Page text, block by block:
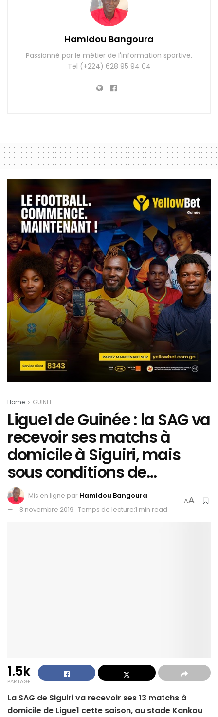
Hamidou Bangoura
Passionné par le métier de l'information sportive.
Tel (+224) 628 95 94 04
Home GUINEE
Ligue1 de Guinée : la SAG va
recevoir ses matchs à
domicile à Siguiri, mais
sous conditions de…
Mis en ligne par Hamidou Bangoura
8 novembre 2019 Temps de lecture:1 min read
AA
1.5k
PARTAGE
La SAG de Siguiri va recevoir ses 13 matchs à
domicile de Ligue1 cette saison, au stade Kankou